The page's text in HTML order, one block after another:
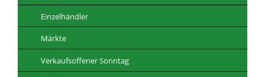
Einzelhändler
Märkte
Verkaufsoffener Sonntag